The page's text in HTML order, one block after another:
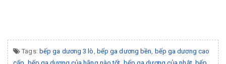
Tags: bếp ga dương 3 lò, bếp ga dương bền, bếp ga dương cao